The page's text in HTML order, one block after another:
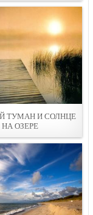
ТУМАН И СОЛНЦЕ
НА ОЗЕРЕ